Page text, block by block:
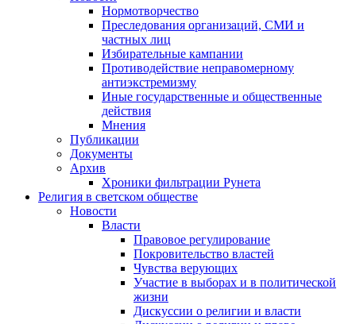
Нормотворчество
Преследования организаций, СМИ и
частных лиц
Избирательные кампании
Противодействие неправомерному
антиэкстремизму
Иные государственные и общественные
действия
Мнения
Публикации
Документы
Архив
Хроники фильтрации Рунета
Религия в светском обществе
Новости
Власти
Правовое регулирование
Покровительство властей
Чувства верующих
Участие в выборах и в политической
жизни
Дискуссии о религии и власти